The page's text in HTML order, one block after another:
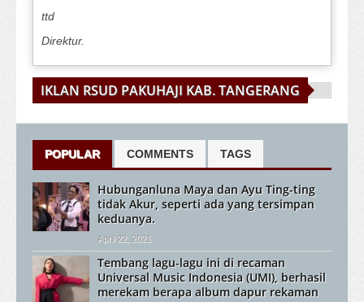
ttd
Direktur.
IKLAN RSUD PAKUHAJI KAB. TANGERANG
POPULAR COMMENTS TAGS
Hubunganluna Maya dan Ayu Ting-ting
tidak Akur, seperti ada yang tersimpan
keduanya.
April 22, 2021
Tembang lagu-lagu ini di recaman
Universal Music Indonesia (UMI), berhasil
merekam berapa album dapur rekaman